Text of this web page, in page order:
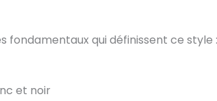
fondamentaux qui définissent ce style :
et noir